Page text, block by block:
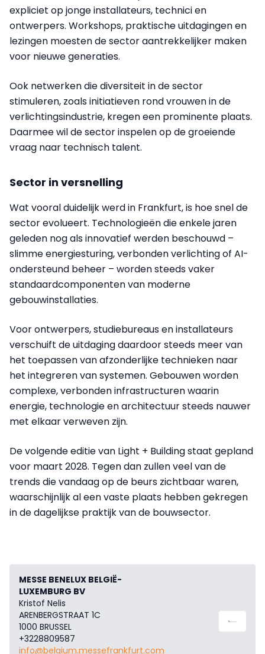
expliciet op jonge installateurs, technici en
ontwerpers. Workshops, praktische uitdagingen en
lezingen moesten de sector aantrekkelijker maken
voor nieuwe generaties.
Ook netwerken die diversiteit in de sector
stimuleren, zoals initiatieven rond vrouwen in de
verlichtingsindustrie, kregen een prominente plaats.
Daarmee wil de sector inspelen op de groeiende
vraag naar technisch talent.
Sector in versnelling
Wat vooral duidelijk werd in Frankfurt, is hoe snel de
sector evolueert. Technologieën die enkele jaren
geleden nog als innovatief werden beschouwd –
slimme energiesturing, verbonden verlichting of AI-
ondersteund beheer – worden steeds vaker
standaardcomponenten van moderne
gebouwinstallaties.
Voor ontwerpers, studiebureaus en installateurs
verschuift de uitdaging daardoor steeds meer van
het toepassen van afzonderlijke technieken naar
het integreren van systemen. Gebouwen worden
complexe, verbonden infrastructuren waarin
energie, technologie en architectuur steeds nauwer
met elkaar verweven zijn.
De volgende editie van Light + Building staat gepland
voor maart 2028. Tegen dan zullen veel van de
trends die vandaag op de beurs zichtbaar waren,
waarschijnlijk al een vaste plaats hebben gekregen
in de dagelijkse praktijk van de bouwsector.
MESSE BENELUX BELGIË-
LUXEMBURG BV
Kristof Nelis
ARENBERGSTRAAT 1C
1000 BRUSSEL
+3228809587
info@belgium.messefrankfurt.com